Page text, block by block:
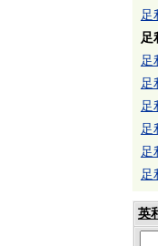
足
足
足
足
足
足
足
足
英